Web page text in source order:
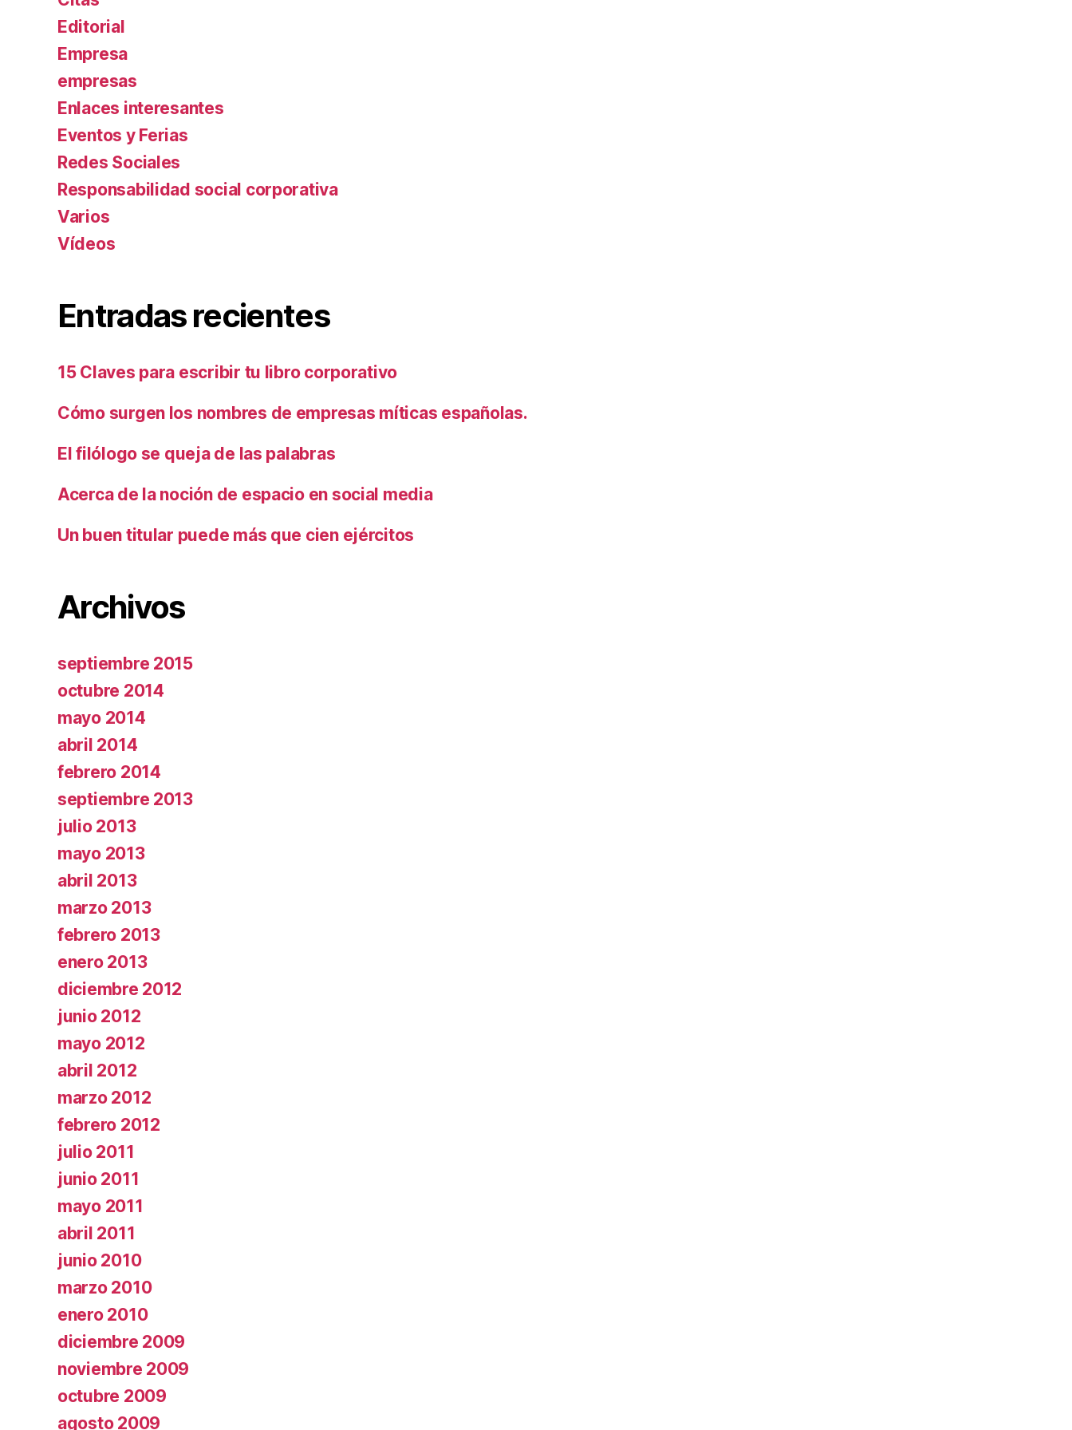
Editorial
Empresa
empresas
Enlaces interesantes
Eventos y Ferias
Redes Sociales
Responsabilidad social corporativa
Varios
Ví­deos
Entradas recientes
15 Claves para escribir tu libro corporativo
Cómo surgen los nombres de empresas míticas españolas.
El filólogo se queja de las palabras
Acerca de la noción de espacio en social media
Un buen titular puede más que cien ejércitos
Archivos
septiembre 2015
octubre 2014
mayo 2014
abril 2014
febrero 2014
septiembre 2013
julio 2013
mayo 2013
abril 2013
marzo 2013
febrero 2013
enero 2013
diciembre 2012
junio 2012
mayo 2012
abril 2012
marzo 2012
febrero 2012
julio 2011
junio 2011
mayo 2011
abril 2011
junio 2010
marzo 2010
enero 2010
diciembre 2009
noviembre 2009
octubre 2009
agosto 2009